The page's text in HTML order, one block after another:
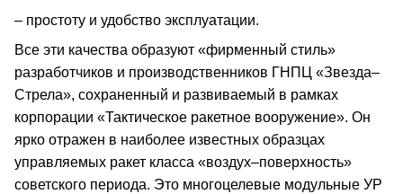
– простоту и удобство эксплуатации.
Все эти качества образуют «фирменный стиль»
разработчиков и производственников ГНПЦ «Звезда–
Стрела», сохраненный и развиваемый в рамках
корпорации «Тактическое ракетное вооружение». Он
ярко отражен в наиболее известных образцах
управляемых ракет класса «воздух–поверхность»
советского периода. Это многоцелевые модульные УР